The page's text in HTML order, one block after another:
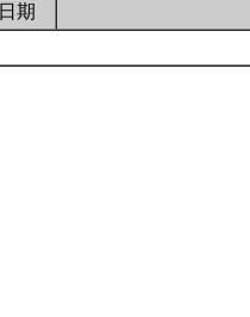
日期